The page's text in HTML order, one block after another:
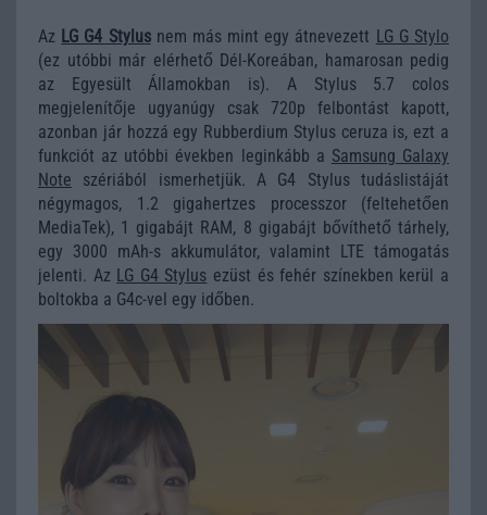
Az LG G4 Stylusnem más mint egy átnevezett LG G Stylo
(ez utóbbi már elérhető Dél-Koreában, hamarosan pedig
az Egyesült Államokban is). A Stylus 5.7 colos
megjelenítője ugyanúgy csak 720p felbontást kapott,
azonban jár hozzá egy Rubberdium Stylus ceruza is, ezt a
funkciót az utóbbi években leginkább a Samsung Galaxy
Note szériából ismerhetjük. A G4 Stylus tudáslistáját
négymagos, 1.2 gigahertzes processzor (feltehetően
MediaTek), 1 gigabájt RAM, 8 gigabájt bővíthető tárhely,
egy 3000 mAh-s akkumulátor, valamint LTE támogatás
jelenti. Az LG G4 Stylus ezüst és fehér színekben kerül a
boltokba a G4c-vel egy időben.